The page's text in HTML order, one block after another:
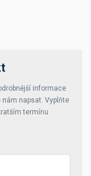
informace
napsat. Vyplňte
termínu